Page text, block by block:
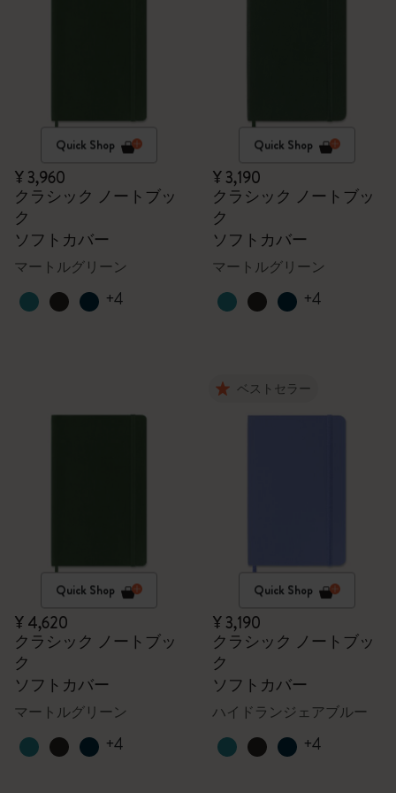
Quick Shop
¥ 3,960
クラシック ノートブッ
ク
ソフトカバー
マートルグリーン
+4
Quick Shop
¥ 3,190
クラシック ノートブッ
ク
ソフトカバー
マートルグリーン
+4
Quick Shop
¥ 4,620
クラシック ノートブッ
ク
ソフトカバー
マートルグリーン
+4
ベストセラー
Quick Shop
¥ 3,190
クラシック ノートブッ
ク
ソフトカバー
ハイドランジェアブルー
+4